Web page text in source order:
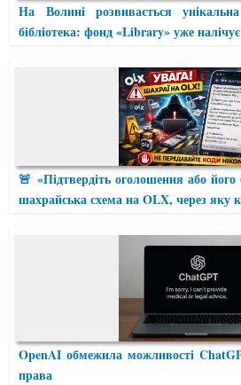
На Волині розвивається
бібліотека: фонд «Library» уже
🚨 «Підтвердіть оголошення або
шахрайська схема на OLX, через яку
OpenAI обмежила можливості
права